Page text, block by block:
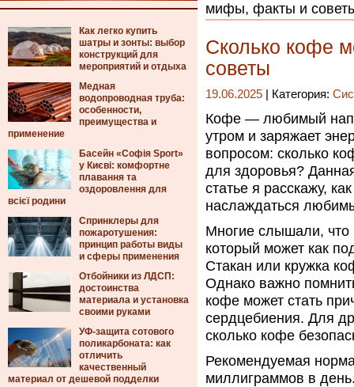
Как легко купить
шатры и зонты: выбор
конструкций для
мероприятий и отдыха
Медная
водопроводная труба:
особенности,
преимущества и
применение
Басейн «Софія Sport»
у Києві: комфортне
плавання та
оздоровлення для
всієї родини
Спринклеры для
пожаротушения:
принцип работы виды
и сферы применения
Отбойники из ЛДСП:
достоинства
материала и установка
своими руками
УФ-защита сотового
поликарбоната: как
отличить
качественный
материал от дешевой подделки
мифы, факты и
Сколько кофе
советы
19.06.2025 | Категория:
Кофе — любимый
утром и заряжает
вопросом: сколько
для здоровья?
статье я расскажу,
наслаждаться
Многие слышали,
который может как
Стакан или кружка
Однако важно
кофе может стать
сердцебиения. Для
сколько кофе
Рекомендуемая
миллиграммов в